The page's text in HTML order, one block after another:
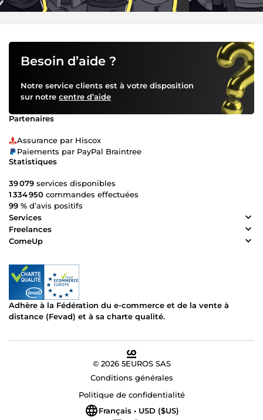
Besoin d’aide ?
Notre service clients est à votre disposition
sur notre centre d’aide
Partenaires
Assurance par Hiscox
Paiements par PayPal Braintree
Statistiques
39 079 services disponibles
1 334 950 commandes effectuées
99 % d’avis positifs
Services
Freelances
ComeUp
Adhère à la Fédération du e-commerce et de la vente à
distance (Fevad) et à sa charte qualité.
© 2026 5EUROS SAS
Conditions générales
Politique de confidentialité
Français • USD ($US)